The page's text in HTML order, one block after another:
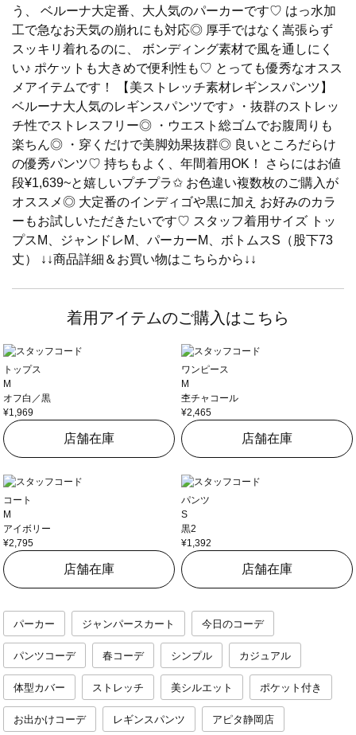
う、 ベルーナ大定番、大人気のパーカーです♡ はっ水加
工で急なお天気の崩れにも対応◎ 厚手ではなく嵩張らず
スッキリ着れるのに、 ボンディング素材で風を通しにく
い♪ ポケットも大きめで便利性も♡ とっても優秀なオスス
メアイテムです！ 【美ストレッチ素材レギンスパンツ】
ベルーナ大人気のレギンスパンツです♪ ・抜群のストレッ
チ性でストレスフリー◎ ・ウエスト総ゴムでお腹周りも
楽ちん◎ ・穿くだけで美脚効果抜群◎ 良いところだらけ
の優秀パンツ♡ 持ちもよく、年間着用OK！ さらにはお値
段¥1,639~と嬉しいプチプラ✩︎ お色違い複数枚のご購入が
オススメ◎ 大定番のインディゴや黒に加え お好みのカラ
ーもお試しいただきたいです♡ スタッフ着用サイズ トッ
プスM、ジャンドレM、パーカーM、ボトムスS（股下73
丈） ↓↓商品詳細＆お買い物はこちらから↓↓
着用アイテムのご購入はこちら
トップス
M
オフ白／黒
¥1,969
店舗在庫
ワンピース
M
杢チャコール
¥2,465
店舗在庫
コート
M
アイボリー
¥2,795
店舗在庫
パンツ
S
黒2
¥1,392
店舗在庫
パーカー ジャンパースカート 今日のコーデ
パンツコーデ 春コーデ シンプル カジュアル
体型カバー ストレッチ 美シルエット ポケット付き
お出かけコーデ レギンスパンツ アピタ静岡店